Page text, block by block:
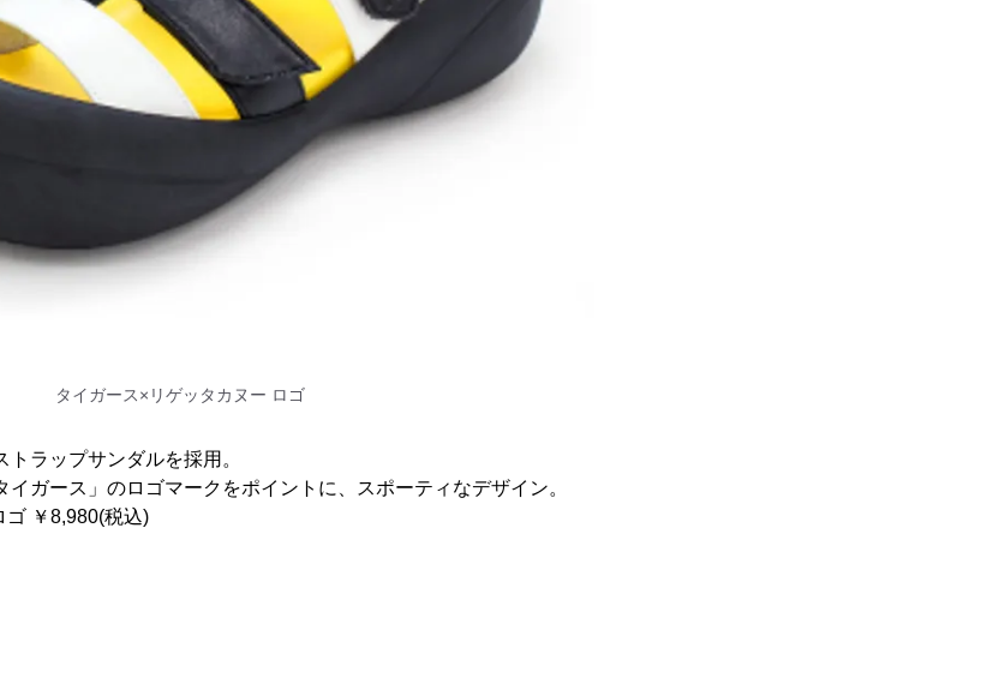
タイガース×リゲッタカヌー ロゴ
ラップサンダルを採用。
ガース」のロゴマークをポイントに、スポーティなデザイン。
￥8,980(税込)